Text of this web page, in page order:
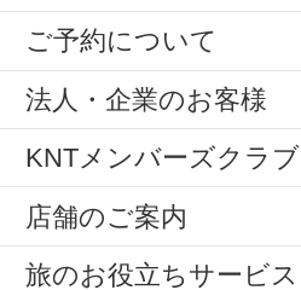
ご予約について
法人・企業のお客様
KNTメンバーズクラブ
店舗のご案内
旅のお役立ちサービス